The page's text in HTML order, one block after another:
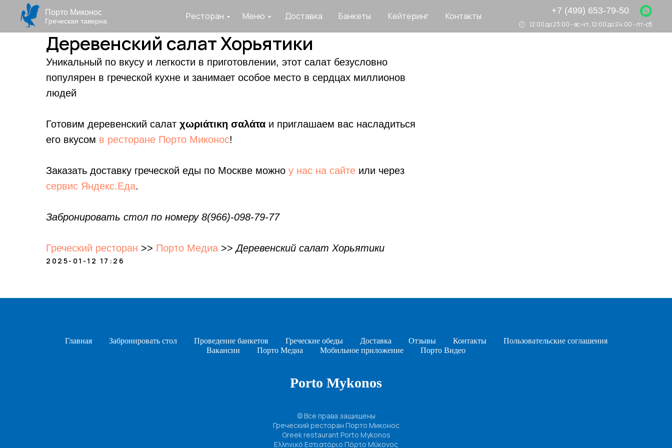
Греческая таверна
Порто Миконос
12:00 до 23:00 - вс-чт, 12:00 до 24:00 - пт-сб
+7 (499) 653-79-50
Ресторан Меню Доставка Банкеты Контакты
Кейтеринг
Деревенский салат Хорьятики
Уникальный по вкусу и легкости в приготовлении, этот салат безусловно
популярен в греческой кухне и занимает особое место в сердцах миллионов
людей
Готовим деревенский салат χωριάτικη σαλάτα и приглашаем вас насладиться
его вкусом в ресторане Порто Миконос!
Заказать доставку греческой еды по Москве можно у нас на сайте или через
сервис Яндекс.Еда.
Забронировать стол по номеру 8(966)-098-79-77
Греческий ресторан >> Порто Медиа >>Деревенский салат Хорьятики
2025-01-12 17:26
Главная Забронировать стол Проведение банкетов Греческие обеды Доставка Отзывы Контакты
Пользовательские соглашения
Вакансии
Порто Медиа Мобильное приложение Порто Видео
Porto Mykonos
© Все права защищены
Греческий ресторан Порто Миконос
Greek restaurant Porto Mykonos
Ελληνικό Εστιατόριο Πόρτο Μύκονος